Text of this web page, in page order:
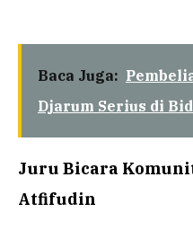
Baca Juga:
Djarum Serius di
Juru Bicara
Atfifudin